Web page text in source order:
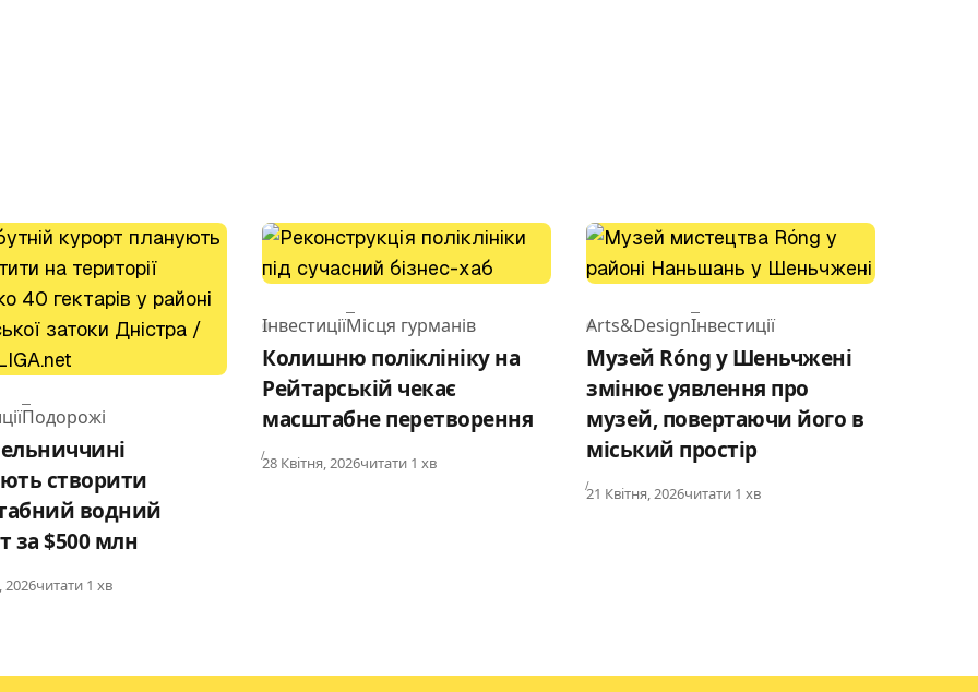
Подорожі
створити
водний
за $500 млн
2026читати 1 хв
Category
ІнвестиціїМісця гурманів
Колишню поліклініку на
Рейтарській чекає
масштабне перетворення
Published
28 Квітня, 2026читати 1 хв
Category
Arts&DesignІнвестиції
Музей Róng у Шеньчжені
змінює уявлення про
музей, повертаючи його в
міський простір
Published
21 Квітня, 2026читати 1 хв